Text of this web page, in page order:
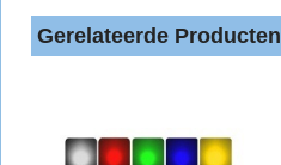
Gerelateerde Producten